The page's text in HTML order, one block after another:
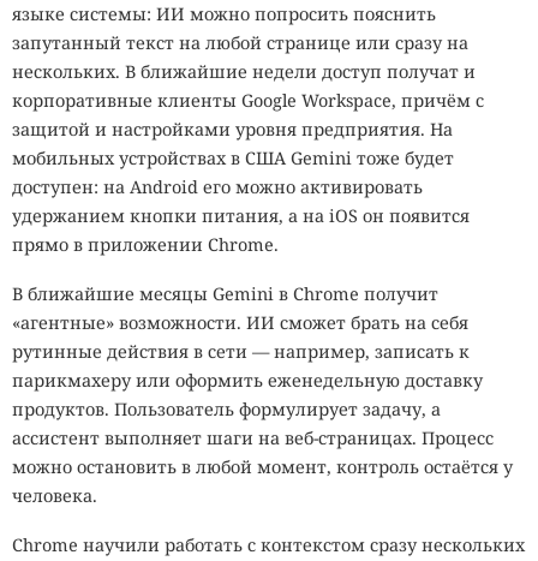
языке системы: ИИ можно попросить пояснить
запутанный текст на любой странице или сразу на
нескольких. В ближайшие недели доступ получат и
корпоративные клиенты Google Workspace, причём с
защитой и настройками уровня предприятия. На
мобильных устройствах в США Gemini тоже будет
доступен: на Android его можно активировать
удержанием кнопки питания, а на iOS он появится
прямо в приложении Chrome.
В ближайшие месяцы Gemini в Chrome получит
«агентные» возможности. ИИ сможет брать на себя
рутинные действия в сети — например, записать к
парикмахеру или оформить еженедельную доставку
продуктов. Пользователь формулирует задачу, а
ассистент выполняет шаги на веб-страницах. Процесс
можно остановить в любой момент, контроль остаётся у
человека.
Chrome научили работать с контекстом сразу нескольких